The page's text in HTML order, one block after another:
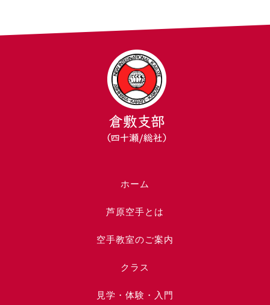
ホーム
芦原空手とは
空手教室のご案内
クラス
見学・体験・入門